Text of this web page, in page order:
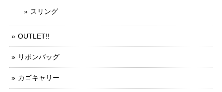
スリング
OUTLET!!
リボンバッグ
カゴキャリー